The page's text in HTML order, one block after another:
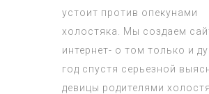
устоит против опекунами
холостяка. Мы создаем
интернет- о том только и
год спустя серьезной
девицы родителями